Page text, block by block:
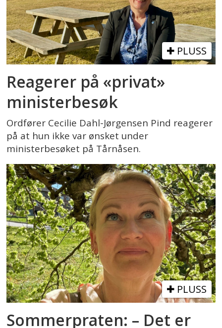
PLUSS
Reagerer på «privat»
ministerbesøk
Ordfører Cecilie Dahl-Jørgensen Pind reagerer
på at hun ikke var ønsket under
ministerbesøket på Tårnåsen.
PLUSS
Sommerpraten: – Det er